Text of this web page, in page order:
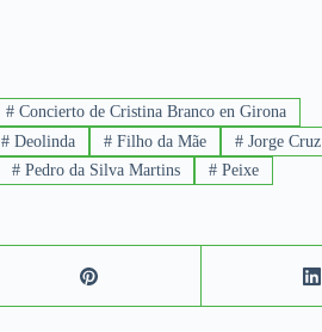
# Concierto de Cristina Branco en Girona
# Deolinda # Filho da Mãe # Jorge Cruz
# Pedro da Silva Martins #Peixe